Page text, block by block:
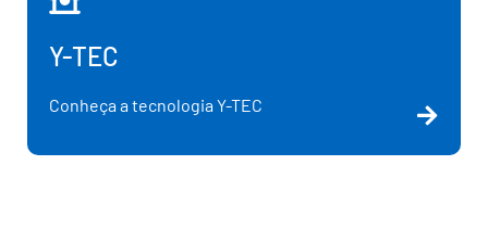
Y-TEC
Conheça a tecnologia Y-TEC